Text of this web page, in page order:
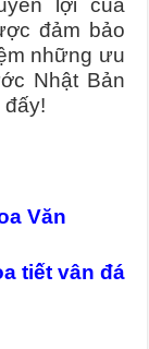
lợi của
đảm bảo
những ưu
Nhật Bản
đấy!
Văn
tiết vân đá